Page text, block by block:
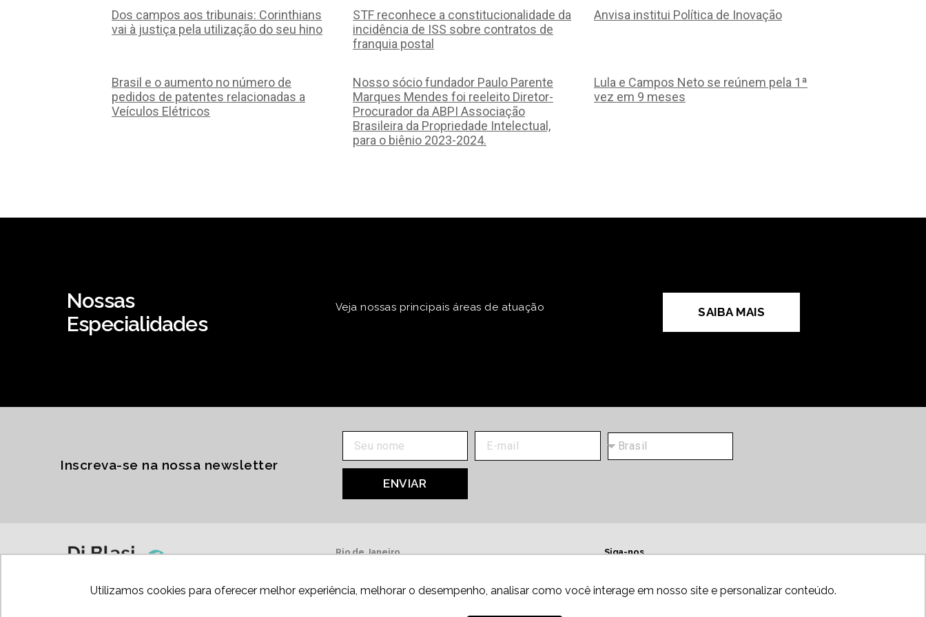
Utilizamos cookies para oferecer melhor experiência, melhorar o desempenho, analisar como você interage em nosso site e personalizar conteúdo.
Dos campos aos tribunais: Corinthians
vai à justiça pela utilização do seu hino
STF reconhece a constitucionalidade da
incidência de ISS sobre contratos de
franquia postal
Anvisa institui Política de Inovação
Brasil e o aumento no número de
pedidos de patentes relacionadas a
Veículos Elétricos
Nosso sócio fundador Paulo Parente
Marques Mendes foi reeleito Diretor-
Procurador da ABPI Associação
Brasileira da Propriedade Intelectual,
para o biênio 2023-2024.
Lula e Campos Neto se reúnem pela 1ª
vez em 9 meses
Nossas
Especialidades
Veja nossas principais áreas de atuação SAIBA MAIS
Inscreva-se na nossa newsletter
ENVIAR
Rio de Janeiro
Siga-nos